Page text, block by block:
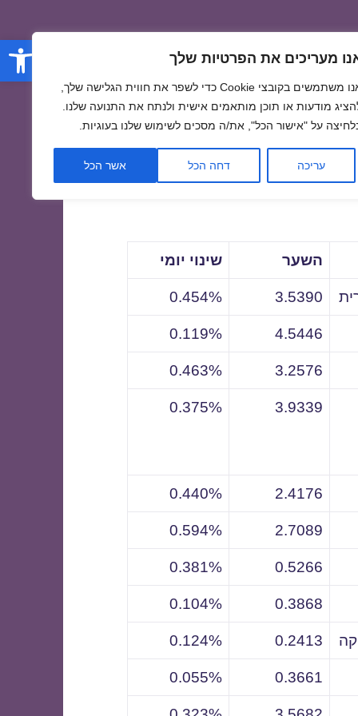
פתח מעריכים את הפרטיות שלך
אנו משתמשים בקובצי Cookie כדי לשפר את חווית הגלישה שלך,
מודעות או תוכן מותאמים אישית ולנתח את התנועה שלנו.
על "אישור הכל", את/ה מסכים לשימוש שלנו בעוגיות.
עריכה דחה הכל אשר הכל
השער שינוי יומי
3.5390
0.454%
4.5446
0.119%
3.2576
0.463%
3.9339
0.375%
2.4176
0.440%
2.7089
0.594%
0.5266
0.381%
0.3868
0.104%
0.2413
0.124%
0.3661
0.055%